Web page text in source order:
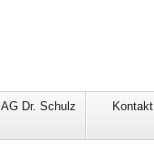
AG Dr. Schulz Kontakt